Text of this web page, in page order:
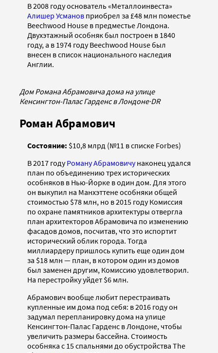
В 2008 году основатель «Металлоинвеста»
Алишер Усманов приобрел за £48 млн поместье
Beechwood House в предместье Лондона.
Двухэтажный особняк был построен в 1840
году, а в 1974 году Beechwood House был
внесен в список национального наследия
Англии.
Дом Романа Абрамовича дома на улице
Кенсингтон-Палас Гарденс в Лондоне·DR
Роман Абрамович
Состояние: $10,8 млрд (№11 в списке Forbes)
В 2017 годуРоману Абрамовичунаконец удался
план по объединению трех исторических
особняков в Нью-Йорке в один дом. Для этого
он выкупил на Манхэттене особняки общей
стоимостью $78 млн, но в 2015 году Комиссия
по охране памятников архитектуры отвергла
план архитекторов Абрамовича по изменению
фасадов домов, посчитав, что это испортит
исторический облик города. Тогда
миллиардеру пришлось купить еще один дом
за $18 млн — план, в котором один из домов
был заменен другим, Комиссию удовлетворил.
На перестройку уйдет $6 млн.
Абрамович вообще любит перестраивать
купленные им дома под себя: в 2016 году он
задумал перепланировку дома на улице
Кенсингтон-Палас Гарденс в Лондоне, чтобы
увеличить размеры бассейна. Стоимость
особняка с 15 спальнями до обустройства The